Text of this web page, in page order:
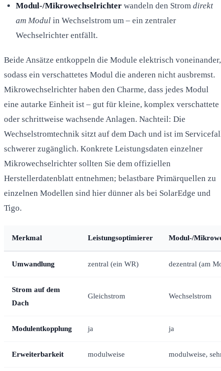
Modul-/Mikrowechselrichter wandeln den Strom direkt
am Modul in Wechselstrom um – ein zentraler
Wechselrichter entfällt.
Beide Ansätze entkoppeln die Module elektrisch voneinander,
sodass ein verschattetes Modul die anderen nicht ausbremst.
Mikrowechselrichter haben den Charme, dass jedes Modul
eine autarke Einheit ist – gut für kleine, komplex verschattete
oder schrittweise wachsende Anlagen. Nachteil: Die
Wechselstromtechnik sitzt auf dem Dach und ist im
schwerer zugänglich. Konkrete Leistungsdaten einzelner
Mikrowechselrichter sollten Sie dem offiziellen
Herstellerdatenblatt entnehmen; belastbare Primärquellen zu
einzelnen Modellen sind hier dünner als bei SolarEdge und
Tigo.
Merkmal Leistungsoptimierer Modul-/
Umwandlung zentral (ein WR) dezentral (am
Strom auf dem
Dach
Gleichstrom Wechselstrom
Modulentkopplung ja ja
Erweiterbarkeit modulweise modulweise,